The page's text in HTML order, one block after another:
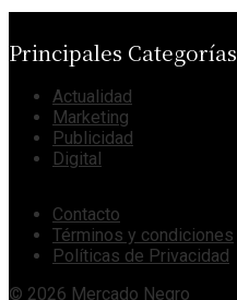
Principales Categorías
Actualidad
Marketing
Publicidad
Digital
Contacto
Términos y condiciones
Políticas de Privacidad
© 2026 Mercado Negro